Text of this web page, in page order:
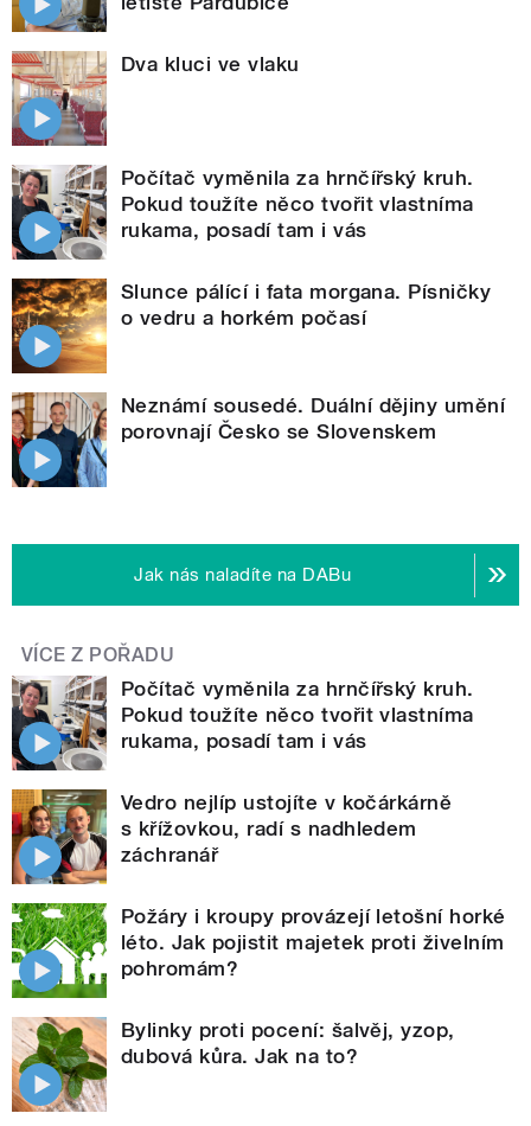
Dva kluci ve vlaku
Počítač vyměnila za hrnčířský kruh.
Pokud toužíte něco tvořit vlastníma
rukama, posadí tam i vás
Slunce pálící i fata morgana. Písničky
o vedru a horkém počasí
Neznámí sousedé. Duální dějiny umění
porovnají Česko se Slovenskem
Jak nás naladíte na DABu
VÍCE Z POŘADU
Počítač vyměnila za hrnčířský kruh.
Pokud toužíte něco tvořit vlastníma
rukama, posadí tam i vás
Vedro nejlíp ustojíte v kočárkárně
s křížovkou, radí s nadhledem
záchranář
Požáry i kroupy provázejí letošní horké
léto. Jak pojistit majetek proti živelním
pohromám?
Bylinky proti pocení: šalvěj, yzop,
dubová kůra. Jak na to?